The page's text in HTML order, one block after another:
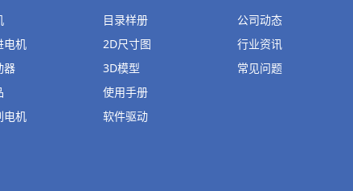
电机
器
电机
目录样册
2D尺寸图
3D模型
使用手册
软件驱动
公司动态
行业资讯
常见问题